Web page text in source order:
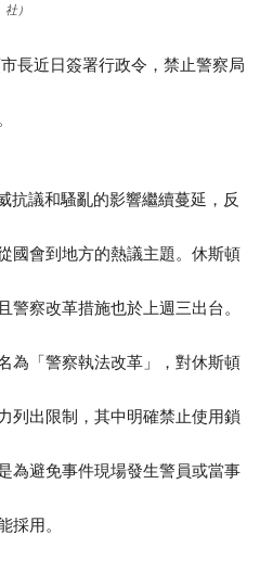
社）
長近日簽署行政令，禁止警察局
抗議和騷亂的影響繼續蔓延，反
國會到地方的熱議主題。休斯頓
警察改革措施也於上週三出台。
為「警察執法改革」，對休斯頓
列出限制，其中明確禁止使用鎖
為避免事件現場發生警員或當事
採用。